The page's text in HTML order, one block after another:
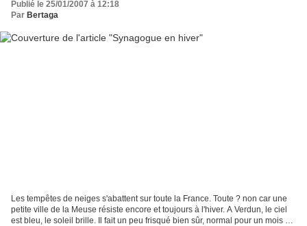
Publié le 25/01/2007 à 12:18
Par Bertaga
Les tempêtes de neiges s'abattent sur toute la France. Toute ? non car une
petite ville de la Meuse résiste encore et toujours à l'hiver. A Verdun, le ciel
est bleu, le soleil brille. Il fait un peu frisqué bien sûr, normal pour un mois de